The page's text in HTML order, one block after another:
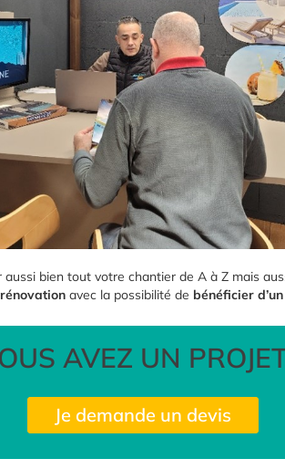
aussi bien tout votre chantier de A à Z mais
avec la possibilité de bénéficier
AVEZ UN
Je demande un devis